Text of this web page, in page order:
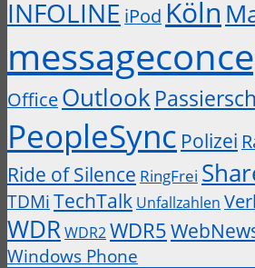
INFOLINE iPod Köln
OfficeOutlook
PeopleSync Polizei
Ride of Silence RingFrei
TDMi TechTalk Unfallzahlen
WDRWDR2WDR5
Windows Phone